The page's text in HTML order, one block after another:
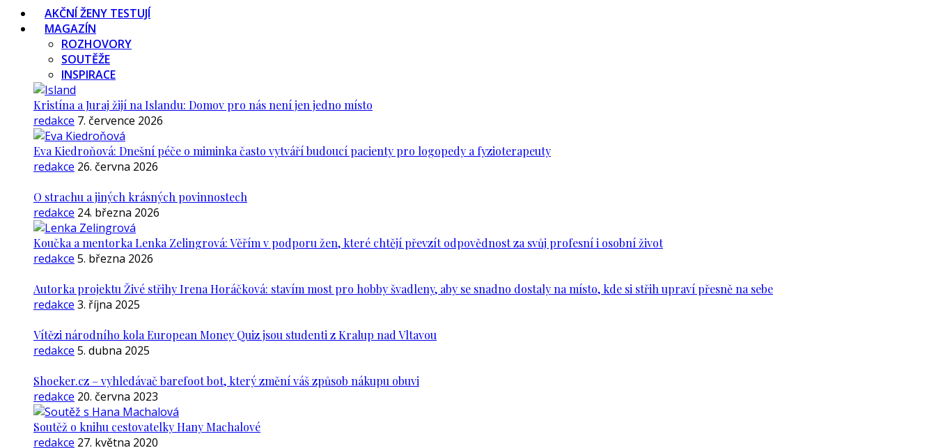
AKČNÍ ŽENY TESTUJÍ
MAGAZÍN
ROZHOVORY
SOUTĚŽE
INSPIRACE
Kristína a Juraj žijí na Islandu: Domov pro nás není jen jedno místo
redakce 7. července 2026
Eva Kiedroňová: Dnešní péče o miminka často vytváří budoucí pacienty pro logopedy a fyzioterapeuty
redakce 26. června 2026
O strachu a jiných krásných povinnostech
redakce 24. března 2026
Koučka a mentorka Lenka Zelingrová: Věřím v podporu žen, které chtějí převzít odpovědnost za svůj profesní i osobní život
redakce 5. března 2026
Autorka projektu Živé střihy Irena Horáčková: stavím most pro hobby švadleny, aby se snadno dostaly na místo, kde si střih upraví přesně na sebe
redakce 3. října 2025
Vítězi národního kola European Money Quiz jsou studenti z Kralup nad Vltavou
redakce 5. dubna 2025
Shoeker.cz – vyhledávač barefoot bot, který změní váš způsob nákupu obuvi
redakce 20. června 2023
Soutěž o knihu cestovatelky Hany Machalové
redakce 27. května 2020